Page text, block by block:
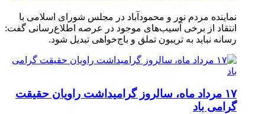
نماینده مردم نور و محمودآباد در مجلس شورای اسلامی با
انتقاد از برخی آسیب‌های موجود در عرصه اطلاع‌رسانی گفت:
رسانه نباید به تریبون تملق و باج‌خواهی تبدیل شود.
۱۷ مرداد ماه، سالروز گرامیداشت راویان حقیقت
گرامی باد